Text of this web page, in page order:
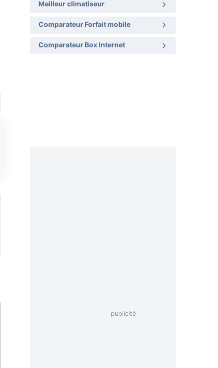
Meilleur climatiseur
Comparateur Forfait mobile
Comparateur Box Internet